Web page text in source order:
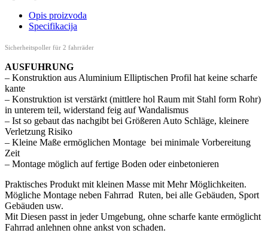
Opis proizvoda
Specifikacija
Sicherheitspoller für 2 fahrräder
AUSFUHRUNG
– Konstruktion aus Aluminium Elliptischen Profil hat keine scharfe
kante
– Konstruktion ist verstärkt (mittlere hol Raum mit Stahl form Rohr)
in unterem teil, widerstand feig auf Wandalismus
– Ist so gebaut das nachgibt bei Größeren Auto Schläge, kleinere
Verletzung Risiko
– Kleine Maße ermöglichen Montage bei minimale Vorbereitung
Zeit
– Montage möglich auf fertige Boden oder einbetonieren
Praktisches Produkt mit kleinen Masse mit Mehr Möglichkeiten.
Mögliche Montage neben Fahrrad Ruten, bei alle Gebäuden, Sport
Gebäuden usw.
Mit Diesen passt in jeder Umgebung, ohne scharfe kante ermöglicht
Fahrrad anlehnen ohne ankst von schaden.